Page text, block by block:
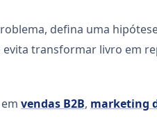
defina uma
evita transformar livro em
vendas B2B, marketing